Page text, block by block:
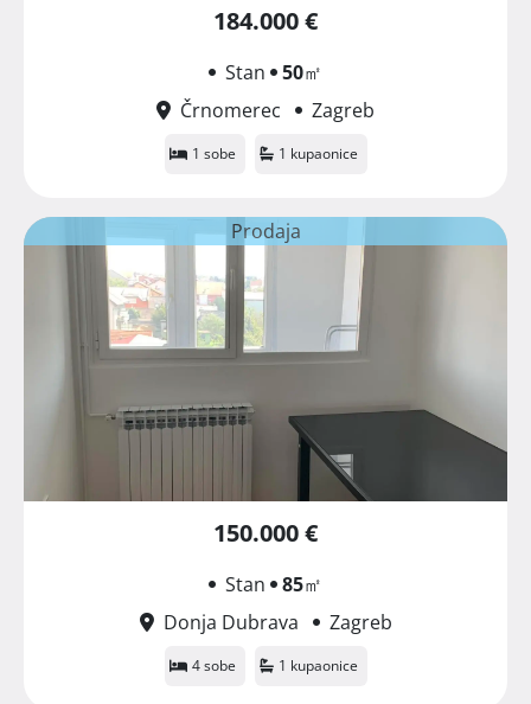
184.000 €
Stan 50㎡
Črnomerec
Zagreb
1 sobe 1 kupaonice
Prodaja
150.000 €
Stan 85㎡
Donja Dubrava
Zagreb
4 sobe 1 kupaonice